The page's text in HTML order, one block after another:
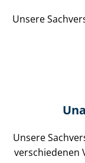
Unsere
Unsere
verschiedenen